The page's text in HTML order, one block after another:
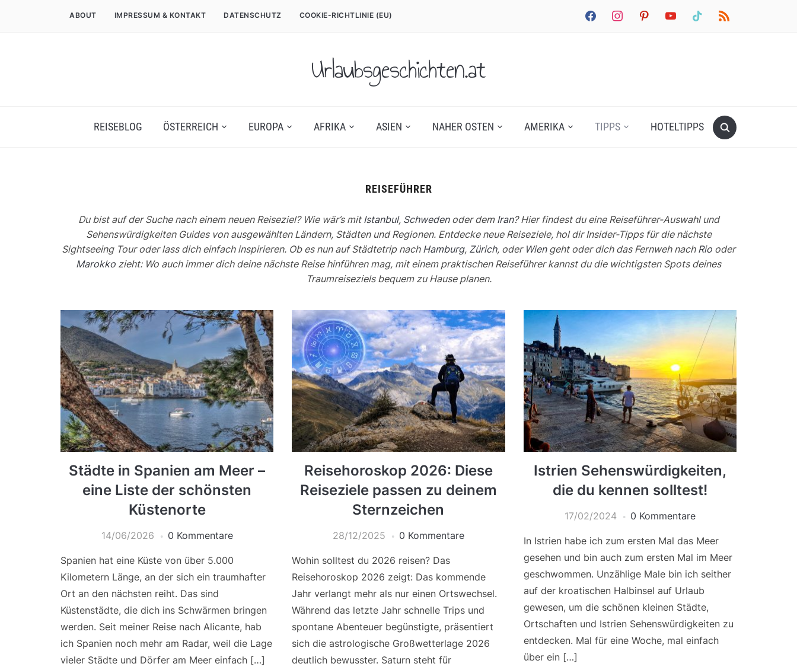
facebookinstagrampinterestyoutube tiktok rss
ABOUT IMPRESSUM & KONTAKT DATENSCHUTZ COOKIE-RICHTLINIE (EU)
Urlaubsgeschichten.at
REISEBLOG ÖSTERREICH EUROPA AFRIKA ASIEN NAHER OSTEN AMERIKA TIPPS HOTELTIPPS
REISEFÜHRER
Du bist auf der Suche nach einem neuen Reiseziel? Wie wär’s mit Istanbul, Schwedenoder dem Iran? Hier findest du eine Reiseführer-Auswahl und
Sehenswürdigkeiten Guides von ausgewählten Ländern, Städten und Regionen. Entdecke neue Reiseziele, hol dir Insider-Tipps für die nächste
Sightseeing Tour oder lass dich einfach inspirieren. Ob es nun auf Städtetrip nach Hamburg, Zürich, oder Wiengeht oder dich das Fernweh nach Rio oder
Marokko zieht: Wo auch immer dich deine nächste Reise hinführen mag, mit einem praktischen Reiseführer kannst du die wichtigsten Spots deines
Traumreiseziels bequem zu Hause planen.
Städte in Spanien am Meer –
eine Liste der schönsten
Küstenorte
14/06/2026 0 Kommentare
Spanien hat eine Küste von über 5.000
Kilometern Länge, an der sich ein traumhafter
Ort an den nächsten reiht. Das sind
Küstenstädte, die dich ins Schwärmen bringen
werden. Seit meiner Reise nach Alicante, hab
ich Spanien noch mehr am Radar, weil die Lage
vieler Städte und Dörfer am Meer einfach […]
Reisehoroskop 2026: Diese
Reiseziele passen zu deinem
Sternzeichen
28/12/2025 0 Kommentare
Wohin solltest du 2026 reisen? Das
Reisehoroskop 2026 zeigt: Das kommende
Jahr verlangt mehr als nur einen Ortswechsel.
Während das letzte Jahr schnelle Trips und
spontane Abenteuer begünstigte, präsentiert
sich die astrologische Großwetterlage 2026
deutlich bewusster. Saturn steht für
Istrien Sehenswürdigkeiten,
die du kennen solltest!
17/02/2024 0 Kommentare
In Istrien habe ich zum ersten Mal das Meer
gesehen und bin auch zum ersten Mal im Meer
geschwommen. Unzählige Male bin ich seither
auf der kroatischen Halbinsel auf Urlaub
gewesen, um die schönen kleinen Städte,
Ortschaften und Istrien Sehenswürdigkeiten zu
entdecken. Mal für eine Woche, mal einfach
über ein […]